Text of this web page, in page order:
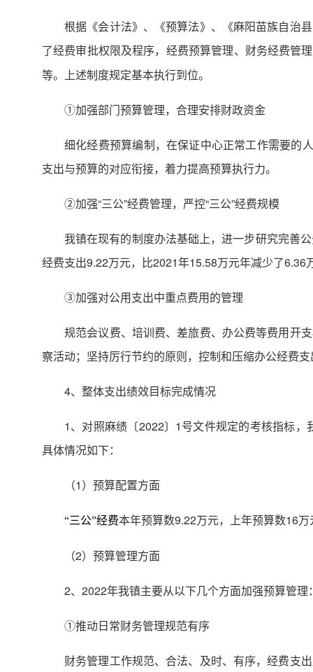
根据《会计法》、《预算法》、《麻阳苗族自治
了经费审批权限及程序，经费预算管理、财务经费管
等。上述制度规定基本执行到位。
①加强部门预算管理，合理安排财政资金
细化经费预算编制，在保证中心正常工作需要的
支出与预算的对应衔接，着力提高预算执行力。
②加强“三公”经费管理，严控“三公”经费规模
我镇在现有的制度办法基础上，进一步研究完善
经费支出9.22万元，比2021年15.58万元年减少了6.36
③加强对公用支出中重点费用的管理
规范会议费、培训费、差旅费、办公费等费用开
察活动；坚持厉行节约的原则，控制和压缩办公经费
4、整体支出绩效目标完成情况
1、对照麻绩〔2022〕1号文件规定的考核指标
具体情况如下：
（1）预算配置方面
“三公”经费本年预算数9.22万元，上年预算数16万
（2）预算管理方面
2、2022年我镇主要从以下几个方面加强预算管理
①推动日常财务管理规范有序
财务管理工作规范、合法、及时、有序，经费支